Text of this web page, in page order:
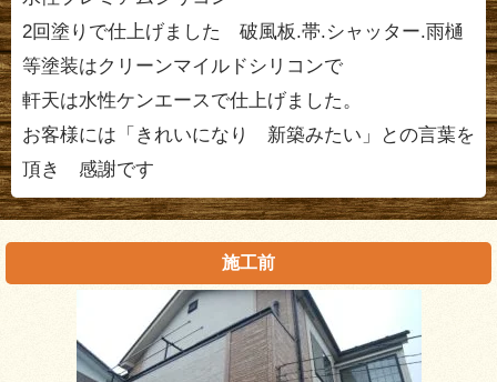
2回塗りで仕上げました 破風板.帯.シャッター.雨樋
等塗装はクリーンマイルドシリコンで
軒天は水性ケンエースで仕上げました。
お客様には「きれいになり 新築みたい」との言葉を
頂き 感謝です